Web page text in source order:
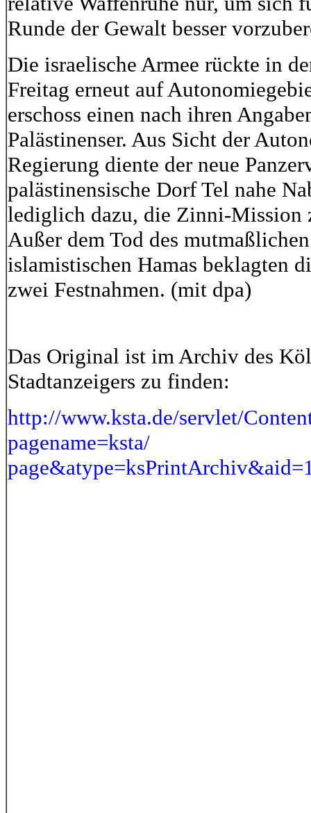
Runde der Gewalt besser
Die israelische Armee rückte in
Freitag erneut auf
erschoss einen nach ihren
Palästinenser. Aus Sicht der
Regierung diente der neue
palästinensische Dorf Tel nahe
lediglich dazu, die Zinni-Mission
Außer dem Tod des
islamistischen Hamas beklagten
zwei Festnahmen. (mit dpa)
Das Original ist im Archiv des
Stadtanzeigers zu finden:
http://www.ksta.de/servlet/
pagename=ksta/